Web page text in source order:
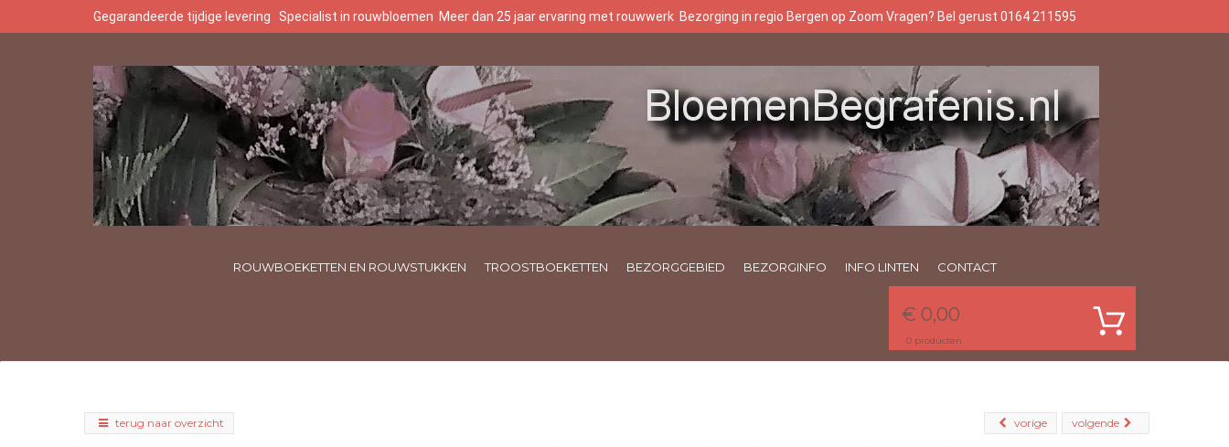
Gegarandeerde tijdige levering Specialist in rouwbloemen Meer dan 25 jaar ervaring met rouwwerk Bezorging in regio Bergen op Zoom Vragen? Bel gerust 0164 211595
ROUWBOEKETTEN EN ROUWSTUKKEN TROOSTBOEKETTEN BEZORGGEBIED BEZORGINFO INFO LINTEN CONTACT
€ 0,00
0 producten
terug naar overzicht volgende
vorige